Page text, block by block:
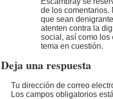
de los
que sean
atenten contra la
social, así como los
tema en cuestión.
Deja una respuesta
Tu dirección de correo
Los campos obligatorios